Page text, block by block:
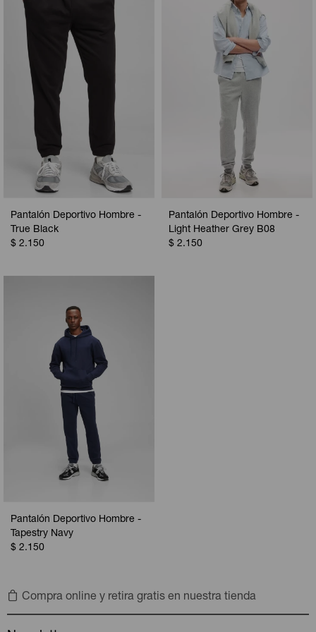
Pantalón Deportivo Hombre -
True Black
$ 2.150
Pantalón Deportivo Hombre -
Light Heather Grey B08
$ 2.150
Pantalón Deportivo Hombre -
Tapestry Navy
$ 2.150
Compra online y retira gratis en nuestra tienda
Musculosas
Shorts
Vestidos y polleras
Pijamas
Chalecos
Shorts
Ropa interior
Polos
Chalecos
Ropa interior
Pijamas
Pijamas
Sets